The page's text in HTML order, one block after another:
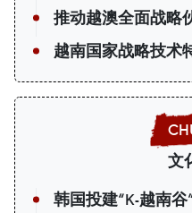
推动越澳全面战略
越南国家战略技术
文
韩国投建“K-越南